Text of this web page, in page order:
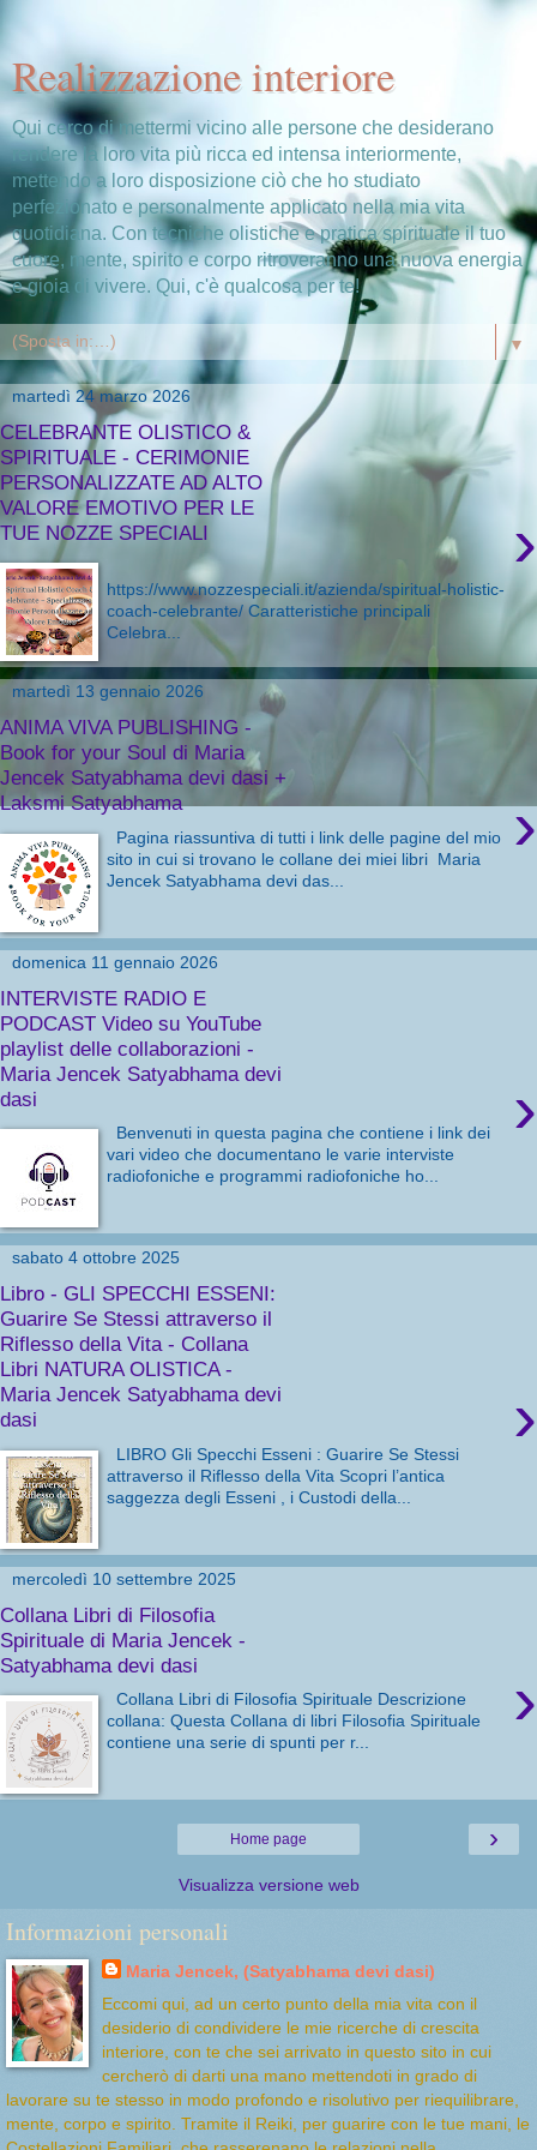
Realizzazione interiore
Qui cerco di mettermi vicino alle persone che desiderano
rendere la loro vita più ricca ed intensa interiormente,
mettendo a loro disposizione ciò che ho studiato
perfezionato e personalmente applicato nella mia vita
quotidiana. Con tecniche olistiche e pratica spirituale il tuo
cuore, mente, spirito e corpo ritroveranno una nuova energia
e gioia di vivere. Qui, c'è qualcosa per te!
▼
martedì 24 marzo 2026
CELEBRANTE OLISTICO &
SPIRITUALE - CERIMONIE
PERSONALIZZATE AD ALTO
VALORE EMOTIVO PER LE
TUE NOZZE SPECIALI
›
https://www.nozzespeciali.it/azienda/spiritual-holistic-
coach-celebrante/ Caratteristiche principali
Celebra...
martedì 13 gennaio 2026
ANIMA VIVA PUBLISHING -
Book for your Soul di Maria
Jencek Satyabhama devi dasi +
Laksmi Satyabhama
›
Pagina riassuntiva di tutti i link delle pagine del mio
sito in cui si trovano le collane dei miei libri Maria
Jencek Satyabhama devi das...
domenica 11 gennaio 2026
INTERVISTE RADIO E
PODCAST Video su YouTube
playlist delle collaborazioni -
Maria Jencek Satyabhama devi
dasi
›
Benvenuti in questa pagina che contiene i link dei
vari video che documentano le varie interviste
radiofoniche e programmi radiofoniche ho...
sabato 4 ottobre 2025
Libro - GLI SPECCHI ESSENI:
Guarire Se Stessi attraverso il
Riflesso della Vita - Collana
Libri NATURA OLISTICA -
Maria Jencek Satyabhama devi
dasi
›
LIBRO Gli Specchi Esseni : Guarire Se Stessi
attraverso il Riflesso della Vita Scopri l’antica
saggezza degli Esseni , i Custodi della...
mercoledì 10 settembre 2025
Collana Libri di Filosofia
Spirituale di Maria Jencek -
Satyabhama devi dasi
›
Collana Libri di Filosofia Spirituale Descrizione
collana: Questa Collana di libri Filosofia Spirituale
contiene una serie di spunti per r...
›
Home page
Visualizza versione web
Informazioni personali
Maria Jencek, (Satyabhama devi dasi)
Eccomi qui, ad un certo punto della mia vita con il
desiderio di condividere le mie ricerche di crescita
interiore, con te che sei arrivato in questo sito in cui
cercherò di darti una mano mettendoti in grado di
lavorare su te stesso in modo profondo e risolutivo per riequilibrare,
mente, corpo e spirito. Tramite il Reiki, per guarire con le tue mani, le